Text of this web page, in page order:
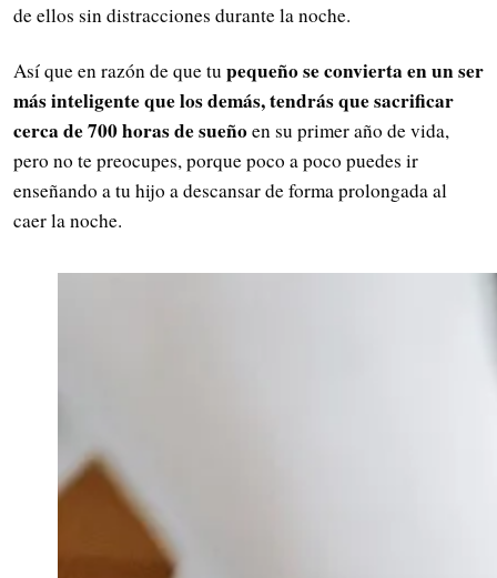
de ellos sin distracciones durante la noche.
Así que en razón de que tu pequeño se convierta en un ser
más inteligente que los demás, tendrás que sacrificar
cerca de 700 horas de sueñoen su primer año de vida,
pero no te preocupes, porque poco a poco puedes ir
enseñando a tu hijo a descansar de forma prolongada al
caer la noche.